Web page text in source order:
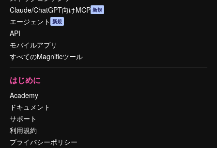
Claude/ChatGPT向けMCP 新規
エージェント 新規
API
モバイルアプリ
すべてのMagnificツール
はじめに
Academy
ドキュメント
サポート
利用規約
プライバシーポリシー